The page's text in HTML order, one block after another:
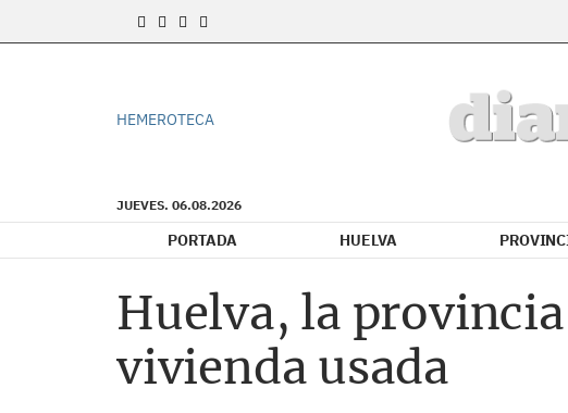
HEMEROTECA
JUEVES. 06.08.2026
PORTADA HUELVA
Huelva, la
vivienda usada